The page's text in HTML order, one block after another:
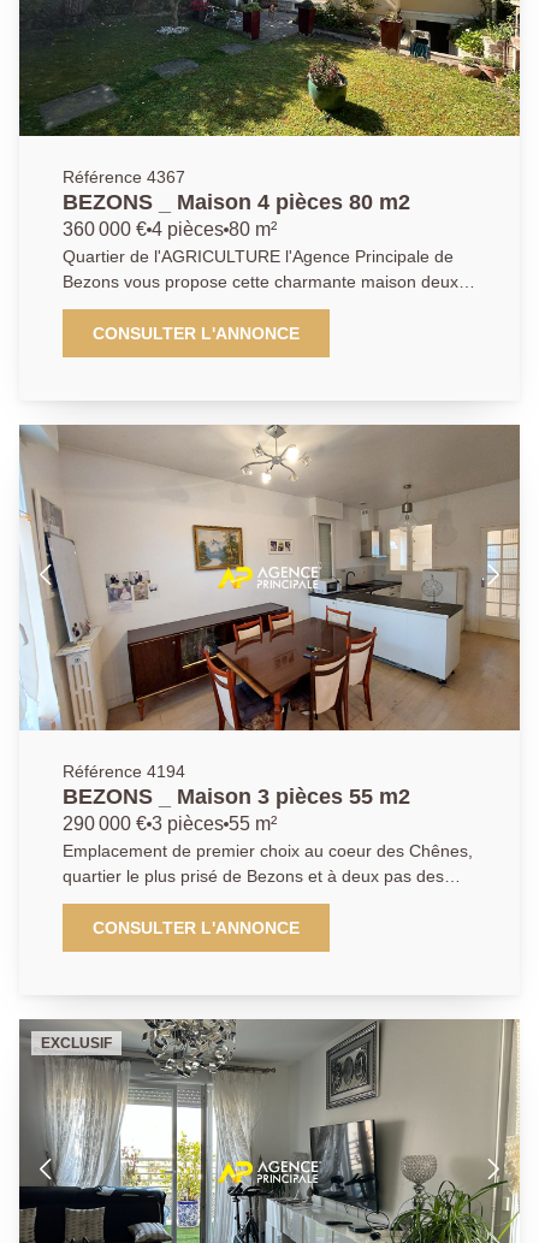
dépendance de 6 mètres de profondeur sur 30
mètres de long (sur 2 niveaux) offrant de nombreuses
possibilités ( plusieurs box, entrepôt pour stockage,
aménagement (sachant même qu'un appartement
duplex d'environ 53 m2 a par exemple été crée tout
au bout du bâtiment), local / bureaux....) - Entre les
deux biens : une aire de stationnement avec plusieurs
places de parking en extérieur. Différentes options et
types de projets d'investissement / rénovation /
stockage et / ou division envisageables. Visites sur
rendez-vous, n'hésiter pas à contacter notre agence
pour planifier une date et évaluer ensemble le
priorités.
Référence 4367
BEZONS _ Maison 4 pièces 80 m2
360 000 € 4 pièces 80 m²
Quartier de l'AGRICULTURE l'Agence Principale de
Bezons vous propose cette charmante maison deux
chambres d'environ 80m² élevée sur sous-sol total et
de son jardin de 313m2. La visite débute par une
entrée distribuant un agréable et lumineux séjour,
individuel pour le rez-de-chaussée. Vous découvrirez
ensuite à l'étage un palier desservant, deux belles
chambres dont une d'environ 14m2 avec un beau
balcon privatif. Grenier sous la sous pente servant
d'espace de stockage. Un sous-sol total divisé en
buanderie, cave à vin et deux pièces de rangement.
Sans oublier un très beau jardin très lumineux vous
permettant de profiter des journées ensoleillées en
famille ou entre amis. Un cabanon et un atelier
pouvant être transformé en cuisine d'été ou en studio
pour les invitées. Vous serez séduit par la qualité du
voisinage et le calme qu'offre ce quartier tout en
bénéficiant d'un emplacement de premier choix à
deux pas des commerces et de toutes commodités.
Pour de plus amples informations contactez l'Agence
afin d'organiser une visite, AP : 01 34 34 39 29
CONSULTER L'ANNONCE
Référence 4194
BEZONS _ Maison 3 pièces 55 m2
290 000 € 3 pièces 55 m²
Emplacement de premier choix au coeur des Chênes,
quartier le plus prisé de Bezons et à deux pas des
écoles, commerces, centre ville et à quelques minutes
à peine à pieds du Tram T2 reliant la Défense et tout
Paris, l'Agence Principale de Bezons vous présente
séjour avec accès direct sur la terrasse et le jardin
ainsi qu'une salle de bains avec wc et deux chambres.
Agencement des plus intéressant sur un seul et
même niveau. Cerise sur le gâteau : une dépendance
avec salle d'eau de quasi 25m2 sur la parcelle qui
fera la joie d'un adolescent, pour recevoir de la famille
ou qui pourra même vous permettre de générer un
revenu locatif si vous le désirez. Possibilité de
stationner un à deux véhicules. Sans oublier une
CONSULTER L'ANNONCE
EXCLUSIF